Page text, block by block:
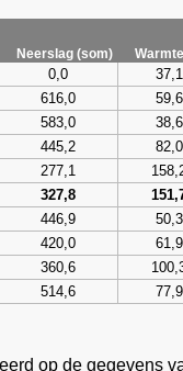
Neerslag (som)
0,0 37,1
616,0 59,6
583,0 38,6
445,2 82,0
277,1
327,8
446,9 50,3
420,0 61,9
360,6
514,6 77,9
op de gegevens